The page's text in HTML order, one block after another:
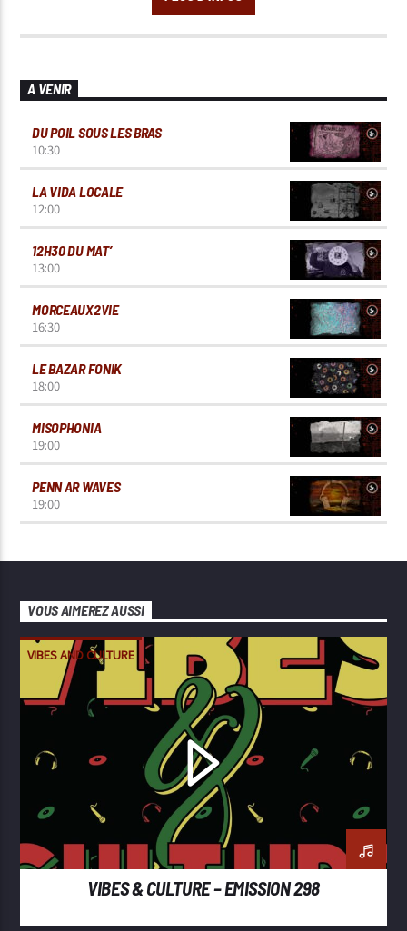
A VENIR
DU POIL SOUS LES BRAS
10:30
LA VIDA LOCALE
12:00
12H30 DU MAT’
13:00
MORCEAUX2VIE
16:30
LE BAZAR FONIK
18:00
MISOPHONIA
19:00
PENN AR WAVES
19:00
VOUS AIMEREZ AUSSI
VIBES AND CULTURE
VIBES & CULTURE – EMISSION 298